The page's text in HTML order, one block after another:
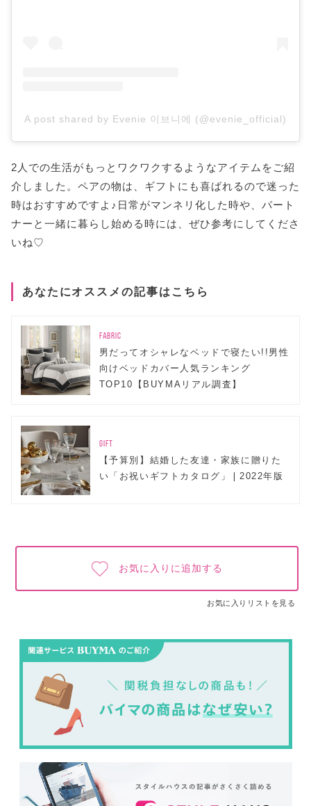
A post shared by Evenie 이브니에 (@evenie_official)
2人での生活がもっとワクワクするようなアイテムをご紹
介しました。ペアの物は、ギフトにも喜ばれるので迷った
時はおすすめですよ♪日常がマンネリ化した時や、パート
ナーと一緒に暮らし始める時には、ぜひ参考にしてくださ
いね♡
あなたにオススメの記事はこちら
FABRIC
男だってオシャレなベッドで寝たい!!男性
向けベッドカバー人気ランキング
TOP10【BUYMAリアル調査】
GIFT
【予算別】結婚した友達・家族に贈りた
い「お祝いギフトカタログ」❘2022年版
お気に入りに追加する
お気に入りリストを見る